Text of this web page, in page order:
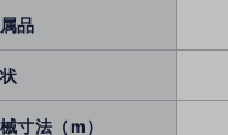
品
寸法（m）